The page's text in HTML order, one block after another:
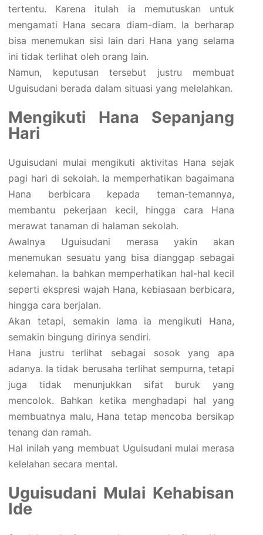
tertentu. Karena itulah ia memutuskan untuk
mengamati Hana secara diam-diam. Ia berharap
bisa menemukan sisi lain dari Hana yang selama
ini tidak terlihat oleh orang lain.
Namun, keputusan tersebut justru membuat
Uguisudani berada dalam situasi yang melelahkan.
Mengikuti Hana Sepanjang
Hari
Uguisudani mulai mengikuti aktivitas Hana sejak
pagi hari di sekolah. Ia memperhatikan bagaimana
Hana berbicara kepada teman-temannya,
membantu pekerjaan kecil, hingga cara Hana
merawat tanaman di halaman sekolah.
Awalnya Uguisudani merasa yakin akan
menemukan sesuatu yang bisa dianggap sebagai
kelemahan. Ia bahkan memperhatikan hal-hal kecil
seperti ekspresi wajah Hana, kebiasaan berbicara,
hingga cara berjalan.
Akan tetapi, semakin lama ia mengikuti Hana,
semakin bingung dirinya sendiri.
Hana justru terlihat sebagai sosok yang apa
adanya. Ia tidak berusaha terlihat sempurna, tetapi
juga tidak menunjukkan sifat buruk yang
mencolok. Bahkan ketika menghadapi hal yang
membuatnya malu, Hana tetap mencoba bersikap
tenang dan ramah.
Hal inilah yang membuat Uguisudani mulai merasa
kelelahan secara mental.
Uguisudani Mulai Kehabisan
Ide